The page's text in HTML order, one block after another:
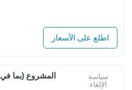
اطلع على الأسعار
سياسة
الإلغاء